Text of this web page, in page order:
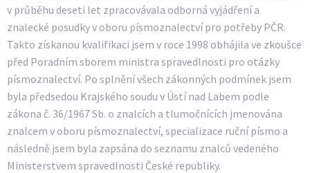
v průběhu deseti let zpracovávala odborná vyjádření a
znalecké posudky v oboru písmoznalectví pro potřeby PČR.
Takto získanou kvalifikaci jsem v roce 1998 obhájila ve zkoušce
před Poradním sborem ministra spravedlnosti pro otázky
písmoznalectví. Po splnění všech zákonných podmínek jsem
byla předsedou Krajského soudu v Ústí nad Labem podle
zákona č. 36/1967 Sb. o znalcích a tlumočnících jmenována
znalcem v oboru písmoznalectví, specializace ruční písmo a
následně jsem byla zapsána do seznamu znalců vedeného
Ministerstvem spravedlnosti České republiky.